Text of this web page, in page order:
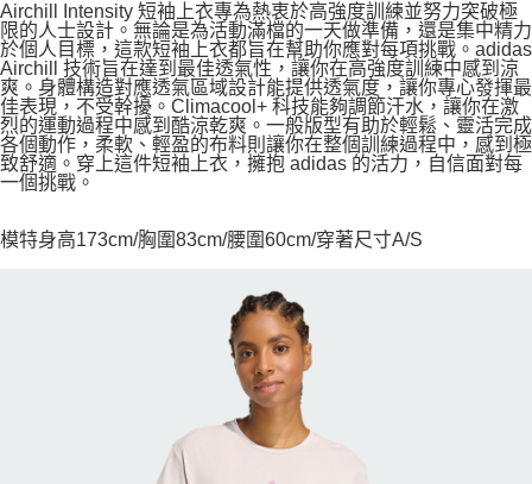
Airchill Intensity 短袖上衣專為熱衷於高強度訓練並努力突破極
限的人士設計。無論是為活動滿檔的一天做準備，還是集中精力
於個人目標，這款短袖上衣都旨在幫助你應對每項挑戰。adidas
Airchill 技術旨在達到最佳透氣性，讓你在高強度訓練中感到涼
爽。身體構造對應透氣區域設計能提供透氣度，讓你專心發揮最
佳表現，不受幹擾。Climacool+ 科技能夠調節汗水，讓你在激
烈的運動過程中感到酷涼乾爽。一般版型有助於輕鬆、靈活完成
各個動作，柔軟、輕盈的布料則讓你在整個訓練過程中，感到極
致舒適。穿上這件短袖上衣，擁抱 adidas 的活力，自信面對每
一個挑戰。
模特身高173cm/胸圍83cm/腰圍60cm/穿著尺寸A/S